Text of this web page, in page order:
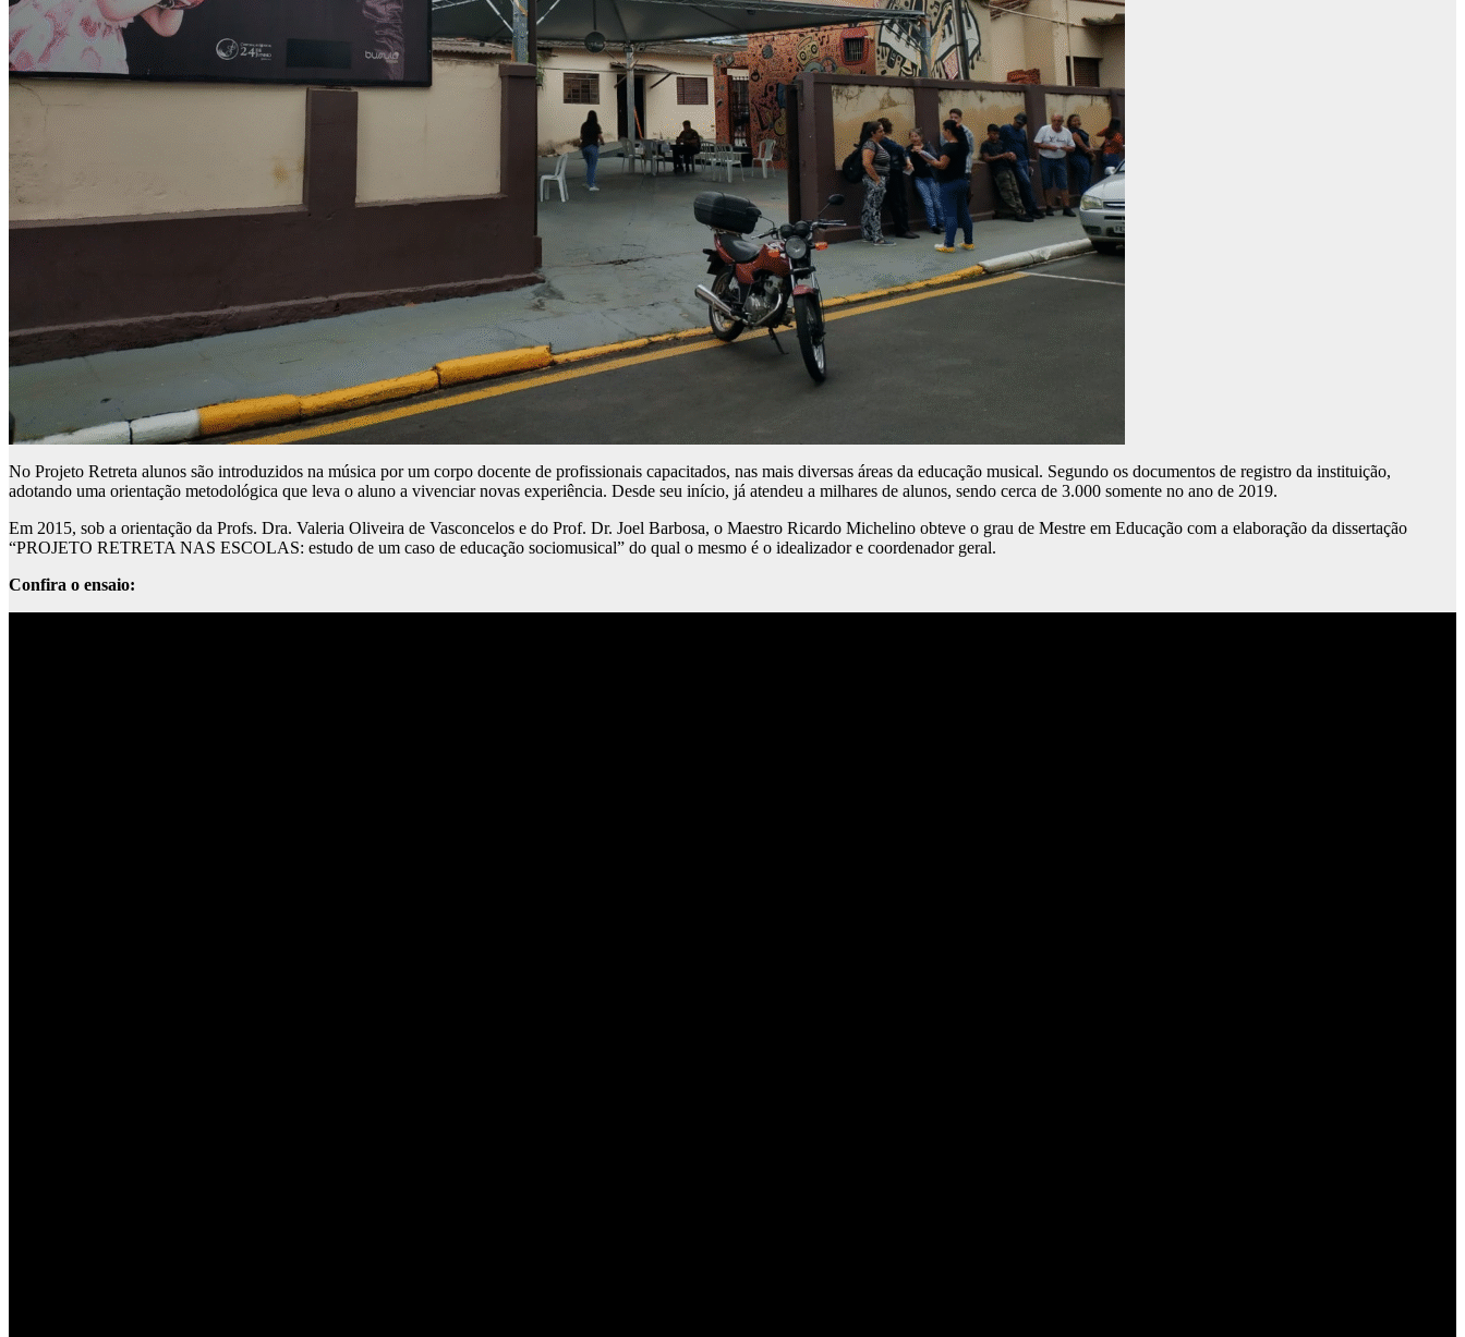
No Projeto Retreta alunos são introduzidos na música por um corpo docente de profissionais capacitados, nas mais diversas áreas da educação musical. Segundo os documentos de registro da instituição,
adotando uma orientação metodológica que leva o aluno a vivenciar novas experiência. Desde seu início, já atendeu a milhares de alunos, sendo cerca de 3.000 somente no ano de 2019.
Em 2015, sob a orientação da Profs. Dra. Valeria Oliveira de Vasconcelos e do Prof. Dr. Joel Barbosa, o Maestro Ricardo Michelino obteve o grau de Mestre em Educação com a elaboração da dissertação
“PROJETO RETRETA NAS ESCOLAS: estudo de um caso de educação sociomusical” do qual o mesmo é o idealizador e coordenador geral.
Confira o ensaio: